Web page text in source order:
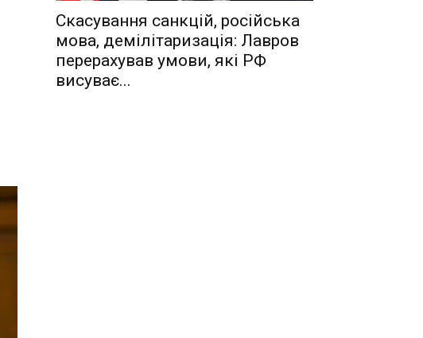
Скасування санкцій, російська
мова, демілітаризація: Лавров
перерахував умови, які РФ
висуває...